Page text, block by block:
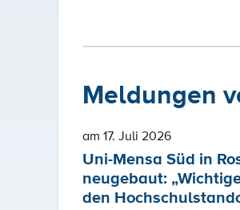
Meldungen
am 17. Juli 2026
Uni-Mensa Süd in
neugebaut:
den